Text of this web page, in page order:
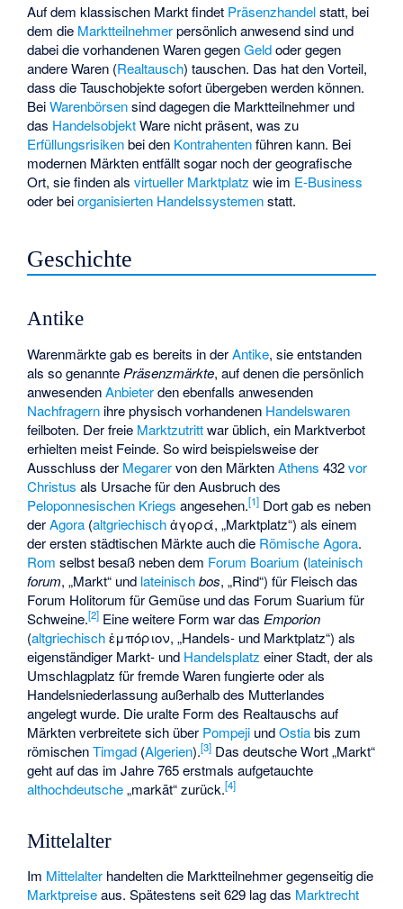
Auf dem klassischen Markt findet Präsenzhandelstatt, bei
dem die Marktteilnehmerpersönlich anwesend sind und
dabei die vorhandenen Waren gegenGeldoder gegen
andere Waren (Realtausch) tauschen. Das hat den Vorteil,
dass die Tauschobjekte sofort übergeben werden können.
BeiWarenbörsensind dagegen die Marktteilnehmer und
das HandelsobjektWare nicht präsent, was zu
Erfüllungsrisikenbei den Kontrahentenführen kann. Bei
modernen Märkten entfällt sogar noch der geografische
Ort, sie finden alsvirtueller Marktplatz wie im E-Business
oder beiorganisierten Handelssystemenstatt.
Geschichte
Antike
Warenmärkte gab es bereits in derAntike, sie entstanden
als so genannte Präsenzmärkte, auf denen die persönlich
anwesendenAnbieterden ebenfalls anwesenden
Nachfragern ihre physisch vorhandenen Handelswaren
feilboten. Der freie Marktzutrittwar üblich, ein Marktverbot
erhielten meist Feinde. So wird beispielsweise der
Ausschluss der Megarervon den MärktenAthens 432vor
Christus als Ursache für den Ausbruch des
Peloponnesischen Kriegs angesehen.[1] Dort gab es neben
derAgora (altgriechisch ἀγορά, „Marktplatz“) als einem
der ersten städtischen Märkte auch die Römische Agora.
Rom selbst besaß neben dem Forum Boarium (lateinisch
forum, „Markt“ und lateinisch bos, „Rind“) für Fleisch das
Forum Holitorum für Gemüse und das Forum Suarium für
Schweine.[2] Eine weitere Form war das Emporion
(altgriechisch ἐμπόριον, „Handels- und Marktplatz“) als
eigenständiger Markt- und Handelsplatz einer Stadt, der als
Umschlagplatz für fremde Waren fungierte oder als
Handelsniederlassung außerhalb des Mutterlandes
angelegt wurde. Die uralte Form des Realtauschs auf
Märkten verbreitete sich über Pompeji undOstiabis zum
römischenTimgad (Algerien).[3] Das deutsche Wort „Markt“
geht auf das im Jahre 765 erstmals aufgetauchte
althochdeutsche„markāt“ zurück.[4]
Mittelalter
Im Mittelalter handelten die Marktteilnehmer gegenseitig die
Marktpreiseaus. Spätestens seit 629 lag das Marktrecht